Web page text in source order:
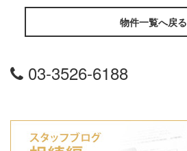
物件一覧へ戻る
03-3526-6188